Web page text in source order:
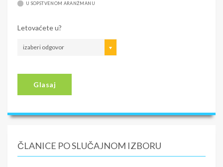
U SOPSTVENOM ARANŽMANU
Letovaćete u?
izaberi odgovor
Glasaj
ČLANICE PO SLUČAJNOM IZBORU